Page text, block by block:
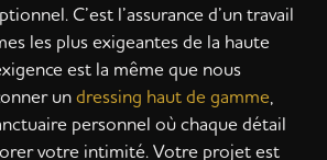
C’est l’assurance d’un travail
les plus exigeantes de la haute
est la même que nous
undressing haut de gamme,
personnel où chaque détail
votre intimité. Votre projet est